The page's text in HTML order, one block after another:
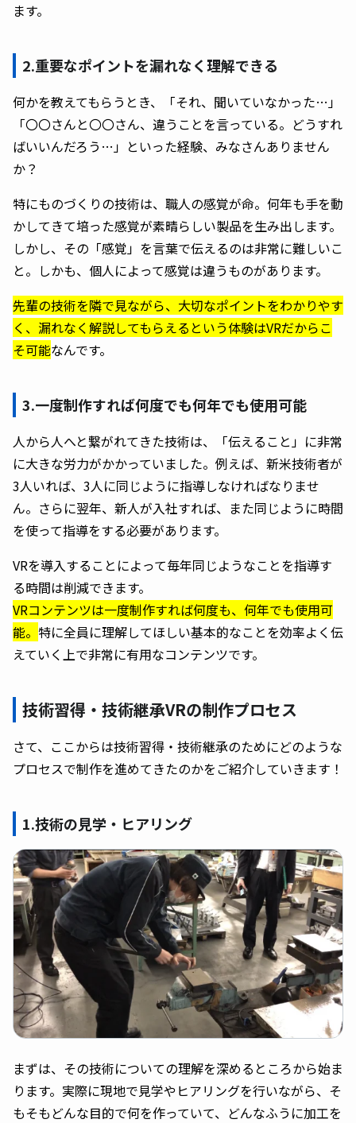
ます。
2.重要なポイントを漏れなく理解できる
何かを教えてもらうとき、「それ、聞いていなかった…」
「〇〇さんと〇〇さん、違うことを言っている。どうすれ
ばいいんだろう…」といった経験、みなさんありません
か？
特にものづくりの技術は、職人の感覚が命。何年も手を動
かしてきて培った感覚が素晴らしい製品を生み出します。
しかし、その「感覚」を言葉で伝えるのは非常に難しいこ
と。しかも、個人によって感覚は違うものがあります。
先輩の技術を隣で見ながら、大切なポイントをわかりやす
く、漏れなく解説してもらえるという体験はVRだからこ
そ可能なんです。
3.一度制作すれば何度でも何年でも使用可能
人から人へと繋がれてきた技術は、「伝えること」に非常
に大きな労力がかかっていました。例えば、新米技術者が
3人いれば、3人に同じように指導しなければなりませ
ん。さらに翌年、新人が入社すれば、また同じように時間
を使って指導をする必要があります。
VRを導入することによって毎年同じようなことを指導す
る時間は削減できます。
VRコンテンツは一度制作すれば何度も、何年でも使用可
能。 特に全員に理解してほしい基本的なことを効率よく伝
えていく上で非常に有用なコンテンツです。
技術習得・技術継承VRの制作プロセス
さて、ここからは技術習得・技術継承のためにどのような
プロセスで制作を進めてきたのかをご紹介していきます！
1.技術の見学・ヒアリング
まずは、その技術についての理解を深めるところから始ま
ります。実際に現地で見学やヒアリングを行いながら、そ
もそもどんな目的で何を作っていて、どんなふうに加工を